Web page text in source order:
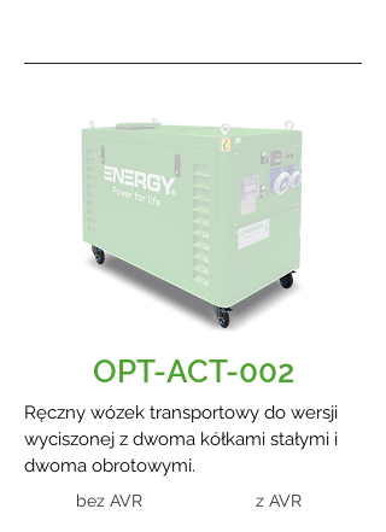
OPT-ACT-002
Ręczny wózek transportowy do wersji
wyciszonej z dwoma kółkami stałymi i
dwoma obrotowymi.
bez AVR z AVR